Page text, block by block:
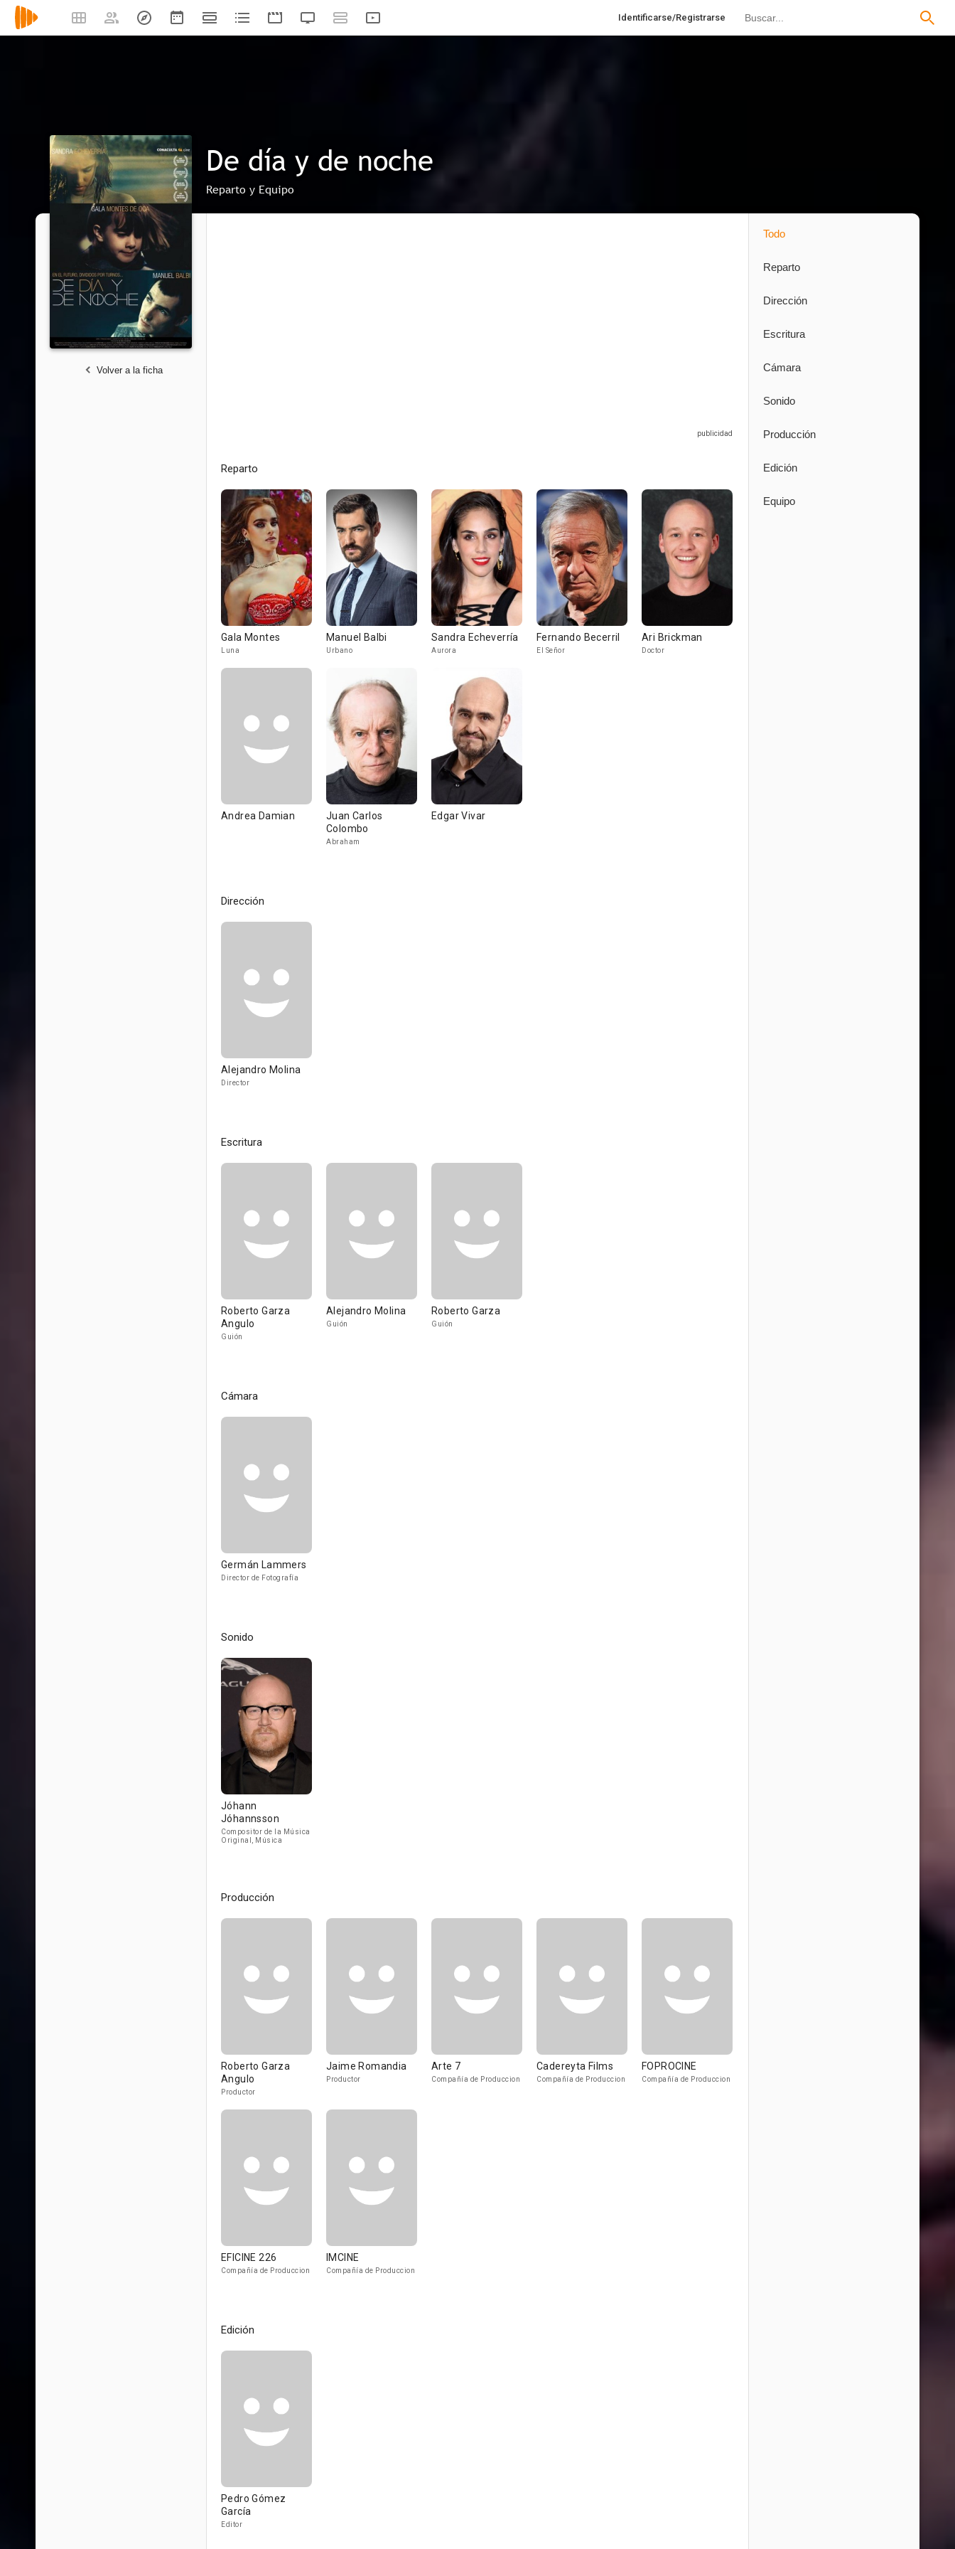
Identificarse/Registrarse
De día y de noche
Reparto y Equipo
Volver a la ficha
Reparto
Gala Montes
Luna
Manuel Balbi
Urbano
Sandra Echeverría
Aurora
Fernando Becerril
El Señor
Ari Brickman
Doctor
Andrea Damian
Juan Carlos
Colombo
Abraham
Edgar Vivar
Dirección
Alejandro Molina
Director
Escritura
Roberto Garza
Angulo
Guión
Alejandro Molina
Guión
Roberto Garza
Guión
Cámara
Germán Lammers
Director de Fotografía
Sonido
Jóhann
Jóhannsson
Compositor de la Música
Original, Música
Producción
Roberto Garza
Angulo
Productor
Jaime Romandia
Productor
Arte 7
Compañía de Produccion
Cadereyta Films
Compañía de Produccion
FOPROCINE
Compañía de Produccion
EFICINE 226
Compañía de Produccion
IMCINE
Compañía de Produccion
Edición
Pedro Gómez
García
Editor
Todo
Reparto
Dirección
Escritura
Cámara
Sonido
Producción
Edición
Equipo